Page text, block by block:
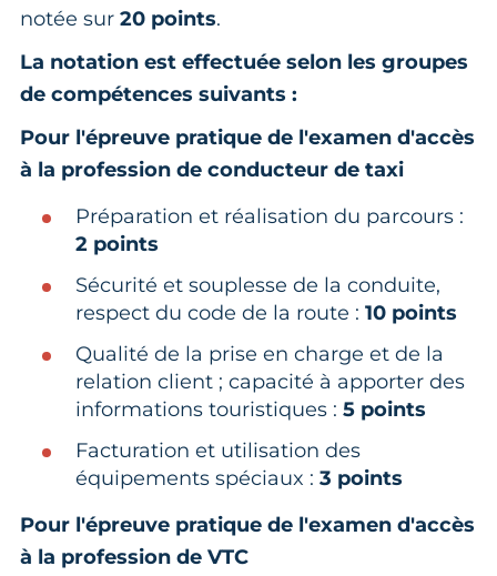
notée sur 20 points.
La notation est effectuée selon les groupes
de compétences suivants :
Pour l'épreuve pratique de l'examen d'accès
à la profession de conducteur de taxi
Préparation et réalisation du parcours :
2 points
Sécurité et souplesse de la conduite,
respect du code de la route : 10 points
Qualité de la prise en charge et de la
relation client ; capacité à apporter des
informations touristiques : 5 points
Facturation et utilisation des
équipements spéciaux : 3 points
Pour l'épreuve pratique de l'examen d'accès
à la profession de VTC